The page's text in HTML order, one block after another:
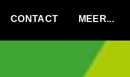
CONTACT